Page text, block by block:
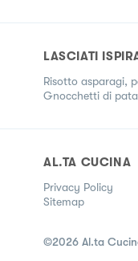
LASCIATI
Risotto asparagi,
Gnocchetti di
AL.TA CUCINA
Privacy Policy
Sitemap
©2026 Al.ta